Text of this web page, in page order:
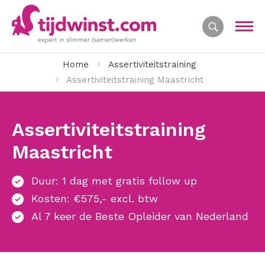
Home
Assertiviteitstraining
Assertiviteitstraining Maastricht
Assertiviteitstraining
Maastricht
Duur: 1 dag met gratis follow up
Kosten: €575,- excl. btw
Al 7 keer de Beste Opleider van Nederland